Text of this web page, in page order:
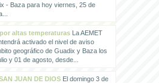
- Baza para hoy viernes, 25 de
altas temperaturasLa AEMET
activado el nivel de aviso
geográfico de Guadix y Baza los
y 01 de agosto, desde...
JUAN DE DIOSEl domingo 3 de